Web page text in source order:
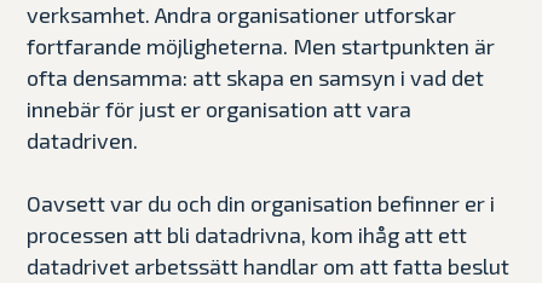
verksamhet. Andra organisationer utforskar
fortfarande möjligheterna. Men startpunkten är
ofta densamma: att skapa en samsyn i vad det
innebär för just er organisation att vara
datadriven.
Oavsett var du och din organisation befinner er i
processen att bli datadrivna, kom ihåg att ett
datadrivet arbetssätt handlar om att fatta beslut